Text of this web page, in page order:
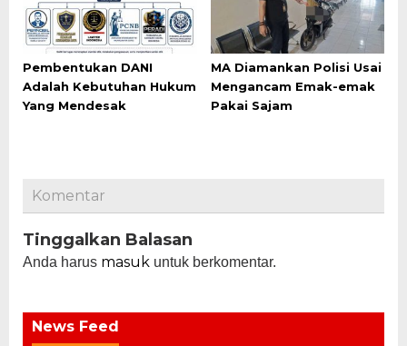
Pembentukan DANI
Adalah Kebutuhan Hukum
Yang Mendesak
MA Diamankan Polisi Usai
Mengancam Emak-emak
Pakai Sajam
Komentar
Tinggalkan Balasan
Anda harus masuk untuk berkomentar.
News Feed